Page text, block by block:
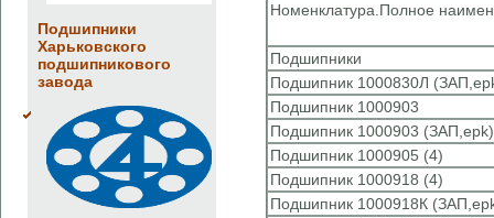
Подшипники
Харьковского
подшипникового
завода
Номенклатура.Полное
Подшипники
Подшипник 1000830Л
Подшипник 1000903
Подшипник 1000903 (ЗАП,epk)
Подшипник 1000905 (4)
Подшипник 1000918 (4)
Подшипник 1000918К